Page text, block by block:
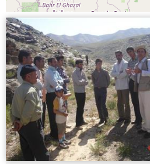
تقی قاسمی